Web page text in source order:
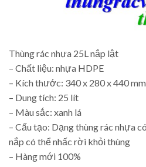
Thùng rác nhựa 25L nắp lật
– Chất liệu: nhựa HDPE
– Kích thước: 340 x 280 x 440 mm
– Dung tích: 25 lít
– Màu sắc: xanh lá
– Cấu tạo: Dạng thùng rác nhựa
nắp có thể nhấc rời khỏi thùng
– Hàng mới 100%